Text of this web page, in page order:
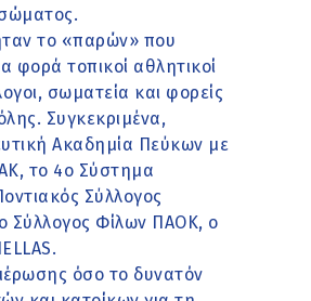
το «παρών» που
φορά τοπικοί αθλητικοί
σωματεία και φορείς
Συγκεκριμένα,
Ακαδημία Πεύκων με
το 4ο Σύστημα
Σύλλογος
Σύλλογος Φίλων ΠΑΟΚ, ο
όσο το δυνατόν